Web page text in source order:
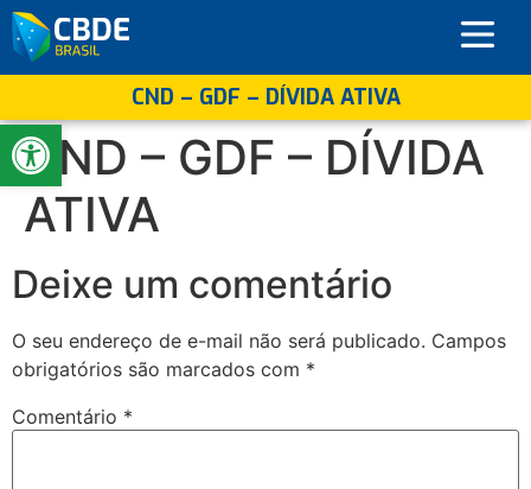
Abrir a barra de ferramentas
CND – GDF – DÍVIDA ATIVA
CND – GDF – DÍVIDA
ATIVA
Deixe um comentário
O seu endereço de e-mail não será publicado. Campos
obrigatórios são marcados com *
Comentário *